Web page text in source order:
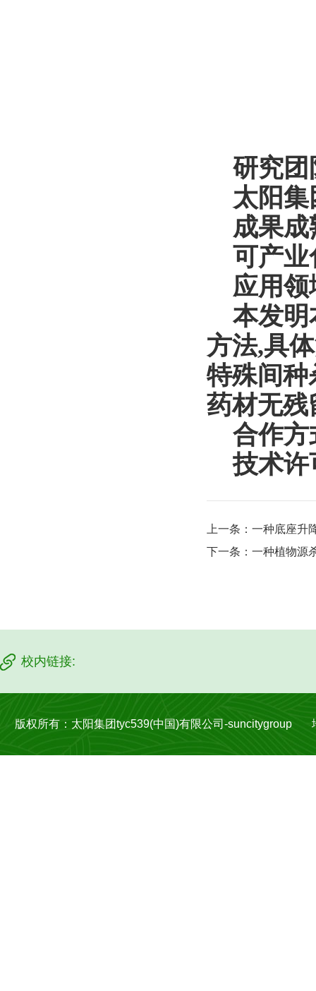
研究团
太阳
成果成
可产业
应用
本发明
方法,具
特殊间种
药材无残
合作方
技术许
上一条： 一种底座升
下一条： 一种植物源
校内链接:
版权所有：太阳集团tyc539(中国)有限公司-